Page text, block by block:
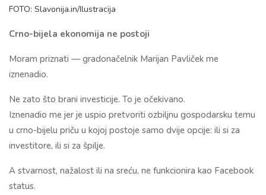
FOTO: Slavonija.in/Ilustracija
Crno-bijela ekonomija ne postoji
Moram priznati — gradonačelnik Marijan Pavliček me
iznenadio.
Ne zato što brani investicije. To je očekivano.
Iznenadio me jer je uspio pretvoriti ozbiljnu gospodarsku temu
u crno-bijelu priču u kojoj postoje samo dvije opcije: ili si za
investitore, ili si za špilje.
A stvarnost, nažalost ili na sreću, ne funkcionira kao Facebook
status.